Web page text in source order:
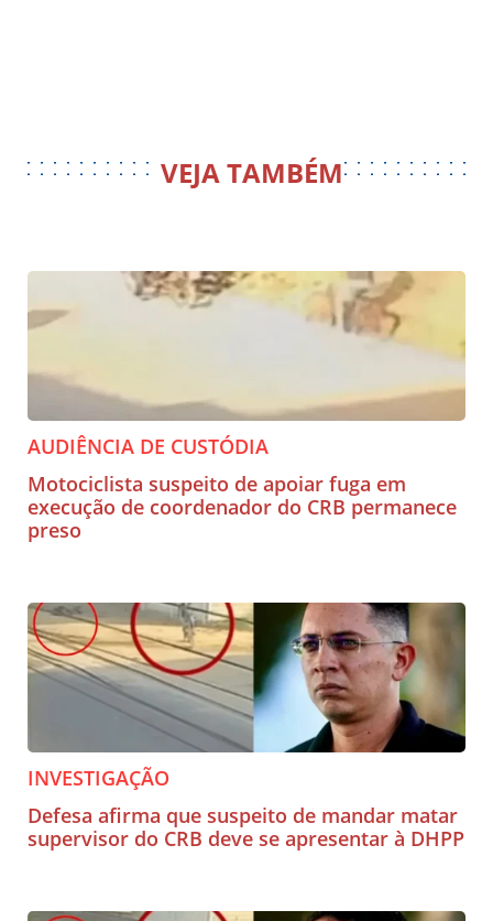
VEJA TAMBÉM
AUDIÊNCIA DE CUSTÓDIA
Motociclista suspeito de apoiar fuga em
execução de coordenador do CRB permanece
preso
INVESTIGAÇÃO
Defesa afirma que suspeito de mandar matar
supervisor do CRB deve se apresentar à DHPP